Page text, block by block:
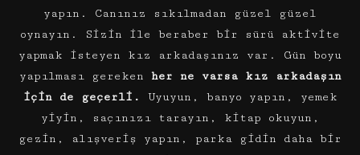
yapın. Canınız sıkılmadan güzel güzel
oynayın. Sizin ile beraber bir sürü aktivite
yapmak isteyen kız arkadaşınız var. Gün boyu
yapılması gereken her ne varsa kız arkadaşın
için de geçerli.
Uyuyun, banyo yapın, yemek
yiyin, saçınızı tarayın, kitap okuyun,
gezin, alışveriş yapın, parka gidin daha bir